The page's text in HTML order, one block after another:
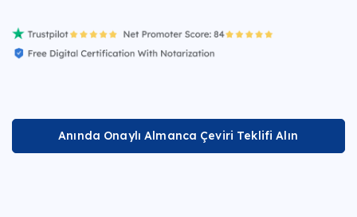
Anında Onaylı Almanca Çeviri Teklifi Alın